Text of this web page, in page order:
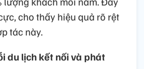
cho thấy hiệu quả rõ rệt
tác này.
du lịch kết nối và phát